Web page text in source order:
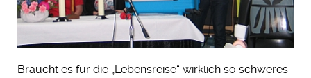
Braucht es für die „Lebensreise“ wirklich so schweres